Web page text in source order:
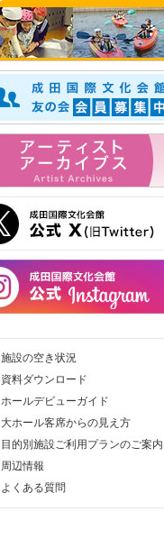
施設の空き状況
資料ダウンロード
ホールデビューガイド
大ホール客席からの見え方
目的別施設ご利用プランのご案内
周辺情報
よくある質問